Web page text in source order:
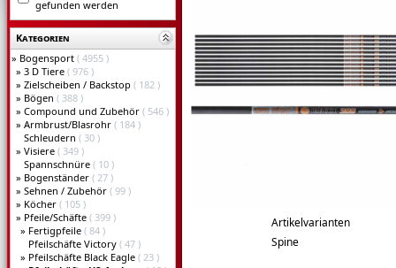
gefunden werden
Kategorien
» Bogensport ( 4955 )
» 3 D Tiere ( 976 )
» Zielscheiben / Backstop ( 182 )
» Bögen ( 388 )
» Compound und Zubehör ( 546 )
» Armbrust/Blasrohr ( 184 )
Schleudern ( 30 )
» Visiere ( 349 )
Spannschnüre ( 10 )
» Bogenständer ( 27 )
» Sehnen / Zubehör ( 99 )
» Köcher ( 105 )
» Pfeile/Schäfte ( 399 )
» Fertigpfeile ( 84 )
Pfeilschäfte Victory ( 47 )
» Pfeilschäfte Black Eagle ( 23 )
Artikelvarianten
Spine